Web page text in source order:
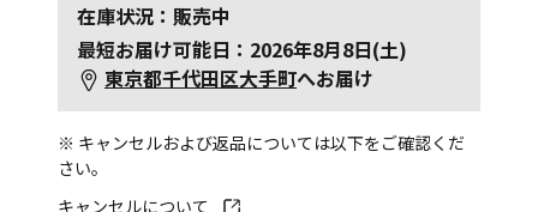
在庫状況：販売中
最短お届け可能日：2026年8月8日(土)
東京都千代田区大手町へお届け
※ キャンセルおよび返品については以下をご確認くだ
さい。
キャンセルについて